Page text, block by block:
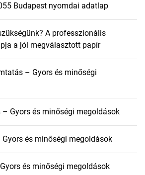
Budapest nyomdai adatlap
A professzionális
a jól megválasztott papír
– Gyors és minőségi
– Gyors és minőségi megoldások
és minőségi megoldások
és minőségi megoldások